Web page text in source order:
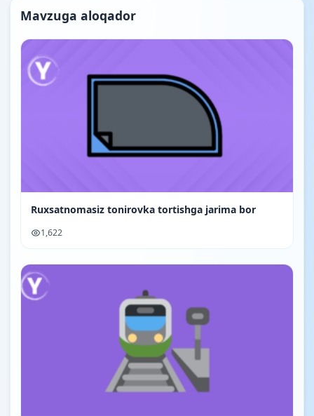
Mavzuga aloqador
Ruxsatnomasiz tonirovka tortishga jarima bor
1,622